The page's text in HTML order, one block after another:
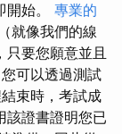
始。 專業的
就像我們的線
要您願意並且
可以透過測試
束時，考試成
該證書證明您已